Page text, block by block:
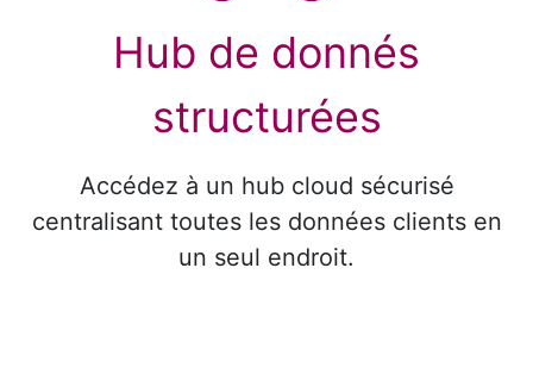
Hub de donnés
structurées
Accédez à un hub cloud sécurisé
centralisant toutes les données clients en
un seul endroit.